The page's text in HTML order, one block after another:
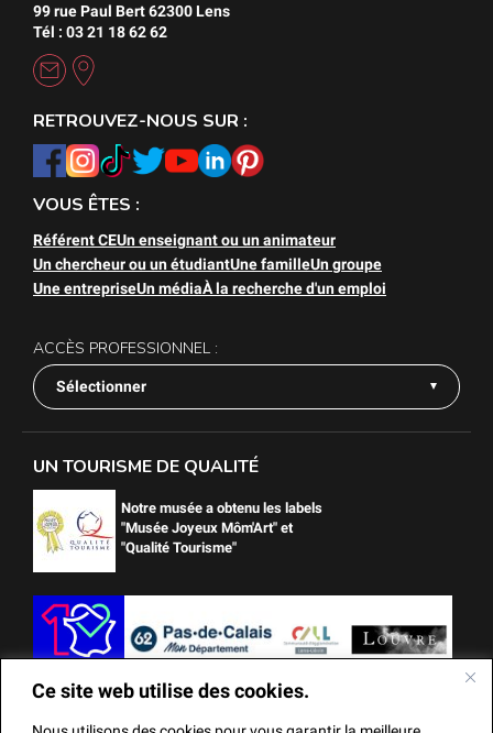
Ce site web utilise des cookies.
99 rue Paul Bert 62300 Lens
Tél : 03 21 18 62 62
RETROUVEZ-NOUS SUR :
VOUS ÊTES :
Référent CEUn enseignant ou un animateur
Un chercheur ou un étudiantUne familleUn groupe
Une entrepriseUn médiaÀ la recherche d'un emploi
ACCÈS PROFESSIONNEL :
Sélectionner
UN TOURISME DE QUALITÉ
Notre musée a obtenu les labels
"Musée Joyeux Môm'Art" et
"Qualité Tourisme"